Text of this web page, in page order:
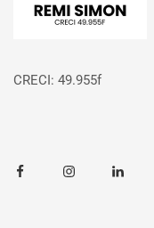
CRECI: 49.955f
FacebookInstagramLinkedin